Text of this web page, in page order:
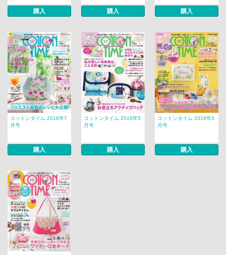
購入 購入 購入
コットンタイム 2016年7
月号
購入
コットンタイム 2016年5
月号
購入
コットンタイム 2016年3
月号
購入